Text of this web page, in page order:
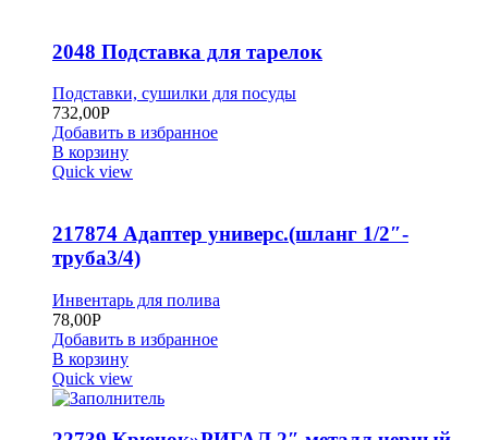
2048 Подставка для тарелок
Подставки, сушилки для посуды
732,00Р
Добавить в избранное
В корзину
Quick view
217874 Адаптер универс.(шланг 1/2″-
труба3/4)
Инвентарь для полива
78,00Р
Добавить в избранное
В корзину
Quick view